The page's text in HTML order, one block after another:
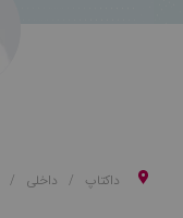
داکتاپ داخلی